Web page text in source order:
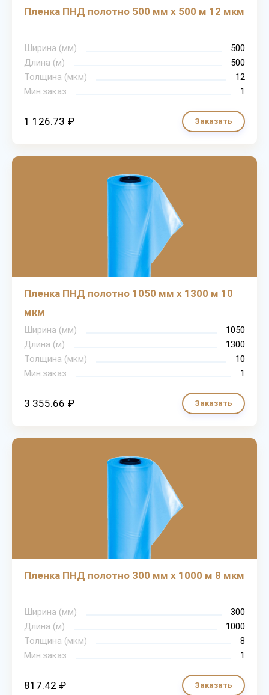
Пленка ПНД полотно 500 мм х 500 м 12 мкм
Ширина (мм)
500
Длина (м)
500
Толщина (мкм)
12
Мин.заказ
1
1 126.73 ₽ Заказать
Пленка ПНД полотно 1050 мм х 1300 м 10
мкм
Ширина (мм)
1050
Длина (м)
1300
Толщина (мкм)
10
Мин.заказ
1
3 355.66 ₽ Заказать
Пленка ПНД полотно 300 мм х 1000 м 8 мкм
Ширина (мм)
300
Длина (м)
1000
Толщина (мкм)
8
Мин.заказ
1
817.42 ₽ Заказать